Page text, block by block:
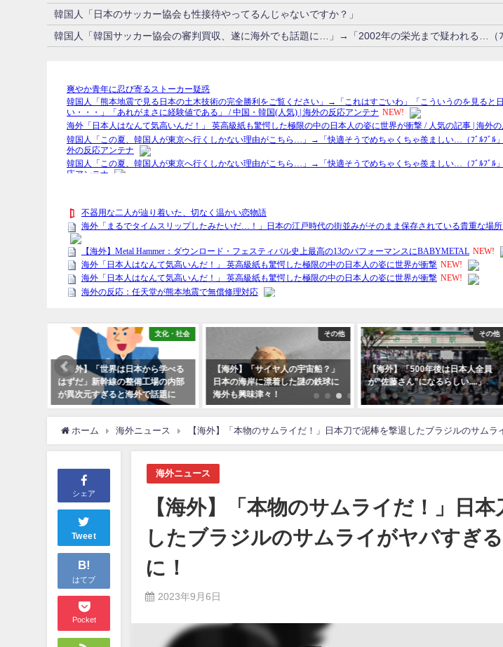
韓国人「日本のサッカー協会も性接待やってるんじゃないですか？」
韓国人「韓国サッカー協会の審判買収、遂に海外でも話題に…」→「2002年の栄光まで疑われる…（ﾌ
文化・社会
【海外】「世界は日本から学べる
はずだ」新幹線の整備工場の内部
が異次元すぎると海外で話題に
その他
【海外】「サイヤ人の宇宙船？」
日本の海岸に漂着した謎の鉄球に
海外も興味津々！
その他
【海外】「500年後は日本人全員
が”佐藤さん”になるらしい....」
ホーム 海外ニュース 【海外】「本物のサムライだ！」日本刀で泥棒を撃退したブラジルのサムラ
シェア
Tweet
B!
はてブ
Pocket
海外ニュース
【海外】「本物のサムライだ！」日
したブラジルのサムライがヤバすぎ
に！
2023年9月6日